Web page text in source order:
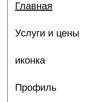
Главная
Услуги и цены
иконка
Профиль